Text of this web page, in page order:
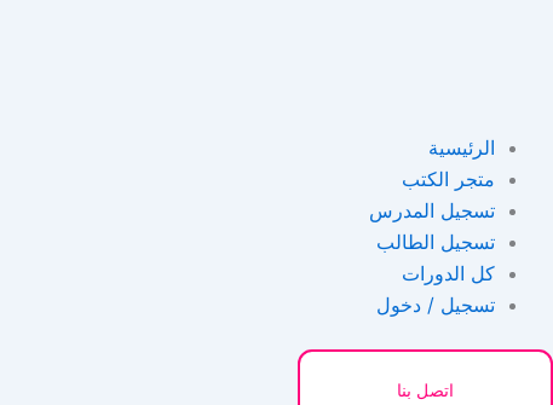
الرئيسية
متجر الكتب
تسجيل المدرس
تسجيل الطالب
كل الدورات
تسجيل / دخول
اتصل بنا